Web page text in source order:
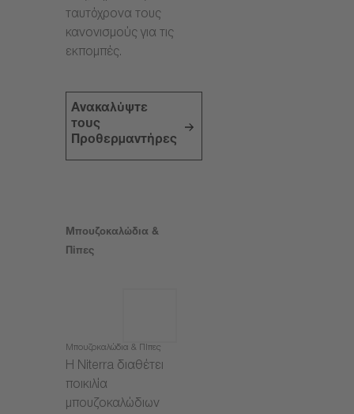
ταυτόχρονα τους
κανονισμούς για τις
εκπομπές.
Ανακαλύψτε
τους
Προθερμαντήρες
Μπουζοκαλώδια &
Πίπες
Μπουζοκαλώδια & Πίπες
Η Niterra διαθέτει
ποικιλία
μπουζοκαλώδιων